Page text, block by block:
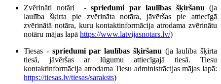
Zvērināti notāri - spriedumi par laulības šķiršanu (ja
laulība šķirta pie zvērināta notāra, jāvēršas pie attiecīgā
zvērinātā notāra, kuru kontaktinformācija atrodama zvērinātu
notāru mājas lapā https://www.latvijasnotars.lv/)
Tiesas - spriedumi par laulības šķiršanu (ja laulība šķirta
tiesā, jāvēršas ar lūgumu attiecīgajā tiesā. Tiesu
kontaktinformācija atrodama Tiesu administrācijas mājas lapā:
https://tiesas.lv/tiesas/saraksts)